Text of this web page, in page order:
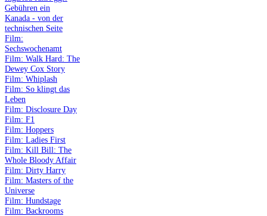
Gebühren ein
Kanada - von der
technischen Seite
Film:
Sechswochenamt
Film: Walk Hard: The
Dewey Cox Story
Film: Whiplash
Film: So klingt das
Leben
Film: Disclosure Day
Film: F1
Film: Hoppers
Film: Ladies First
Film: Kill Bill: The
Whole Bloody Affair
Film: Dirty Harry
Film: Masters of the
Universe
Film: Hundstage
Film: Backrooms